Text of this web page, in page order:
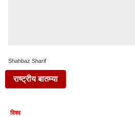
Shahbaz Sharif
राष्ट्रीय बातम्या
विश्व